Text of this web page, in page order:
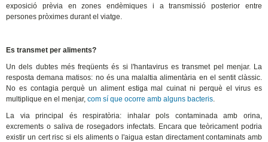
exposició prèvia en zones endèmiques i a transmissió posterior entre
persones pròximes durant el viatge.
Es transmet per aliments?
Un dels dubtes més freqüents és si l'hantavirus es transmet pel menjar. La
resposta demana matisos: no és una malaltia alimentària en el sentit clàssic.
No es contagia perquè un aliment estiga mal cuinat ni perquè el virus es
multiplique en el menjar,com sí que ocorre amb alguns bacteris
La via principal és respiratòria: inhalar pols contaminada amb orina,
excrements o saliva de rosegadors infectats. Encara que teòricament podria
existir un cert risc si els aliments o l'aigua estan directament contaminats amb